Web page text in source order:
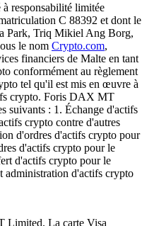
responsabilité limitée
C 88392 et dont le
Park, Triq Mikiel Ang Borg,
le nom Crypto.com,
financiers de Malte en tant
conformément au règlement
tel qu'il est mis en œuvre à
crypto. Foris DAX MT
suivants : 1. Échange d'actifs
crypto contre d'autres
d'ordres d'actifs crypto pour
d'actifs crypto pour le
d'actifs crypto pour le
administration d'actifs crypto
Limited. La carte Visa